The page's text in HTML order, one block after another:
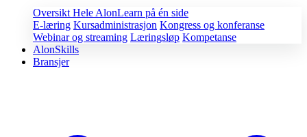
Oversikt Hele AlonLearn på én side
E-læring Kursadministrasjon Kongress og konferanse
Webinar og streaming Læringsløp Kompetanse
AlonSkills
Bransjer